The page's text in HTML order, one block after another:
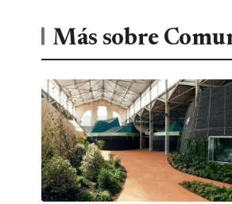
Más sobre